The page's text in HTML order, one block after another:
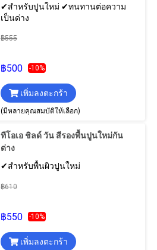
✔สำหรับปูนใหม่ ✔ทนทานต่อความ
เป็นด่าง
฿555
฿500 -10%
เพิ่มลงตะกร้า
(มีหลายคุณสมบัติให้เลือก)
ทีโอเอ ชิลด์ วัน สีรองพื้นปูนใหม่กัน
ด่าง
✔สำหรับพื้นผิวปูนใหม่
฿610
฿550 -10%
เพิ่มลงตะกร้า